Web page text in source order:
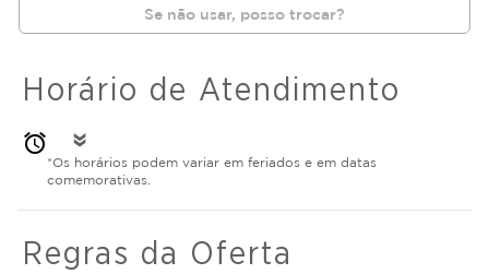
Se não usar, posso trocar?
Horário de Atendimento
alarm double_arrow
*Os horários podem variar em feriados e em datas
comemorativas.
Regras da Oferta